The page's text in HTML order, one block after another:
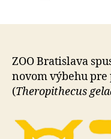
ZOO Bratislava
novom výbehu
(Theropithecus